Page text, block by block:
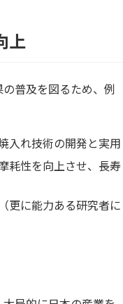
上
普及を図るため、例
入れ技術の開発と実用
耗性を向上させ、長寿
更に能力ある研究者に